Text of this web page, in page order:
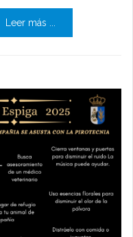
Leer más ...